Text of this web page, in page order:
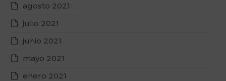
agosto 2021
julio 2021
junio 2021
mayo 2021
enero 2021